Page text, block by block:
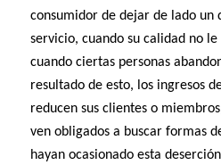
consumidor de dejar de lado un
servicio, cuando su calidad no
cuando ciertas personas
resultado de esto, los ingresos
reducen sus clientes o
ven obligados a buscar formas
hayan ocasionado esta